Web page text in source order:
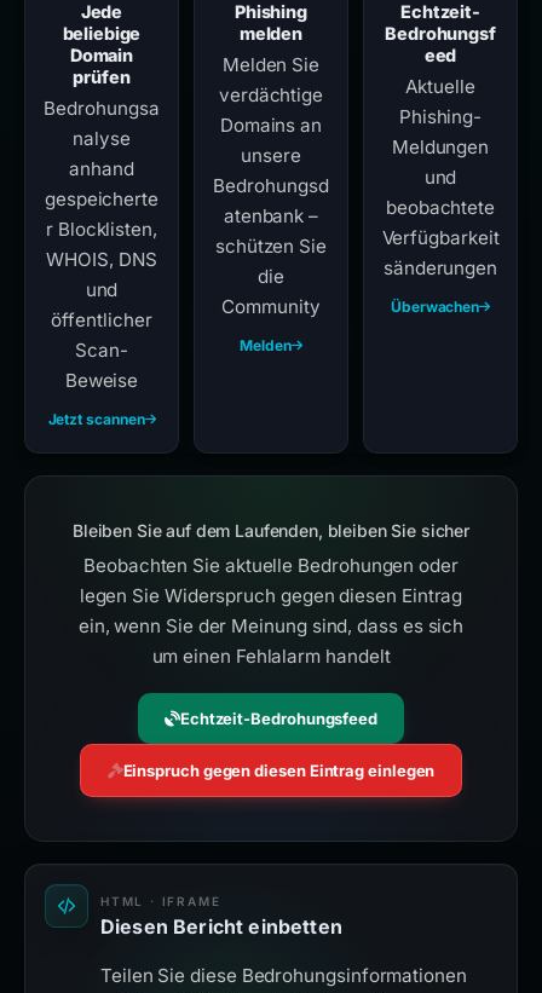
Jede
beliebige
Domain
prüfen
Bedrohungsa
nalyse
anhand
gespeicherte
r Blocklisten,
WHOIS, DNS
und
öffentlicher
Scan-
Beweise
Jetzt scannen
Phishing
melden
Melden Sie
verdächtige
Domains an
unsere
Bedrohungsd
atenbank –
schützen Sie
die
Community
Melden
Echtzeit-
Bedrohungsf
eed
Aktuelle
Phishing-
Meldungen
und
beobachtete
Verfügbarkeit
sänderungen
Überwachen
Bleiben Sie auf dem Laufenden, bleiben Sie sicher
Beobachten Sie aktuelle Bedrohungen oder
legen Sie Widerspruch gegen diesen Eintrag
ein, wenn Sie der Meinung sind, dass es sich
um einen Fehlalarm handelt
Echtzeit-Bedrohungsfeed
Einspruch gegen diesen Eintrag einlegen
HTML · IFRAME
Diesen Bericht einbetten
Teilen Sie diese Bedrohungsinformationen